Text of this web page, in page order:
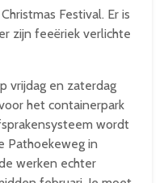
Festival. Er is
zijn feeëriek verlichte
vrijdag en zaterdag
het containerpark
wordt
Pathoekeweg in
werken echter